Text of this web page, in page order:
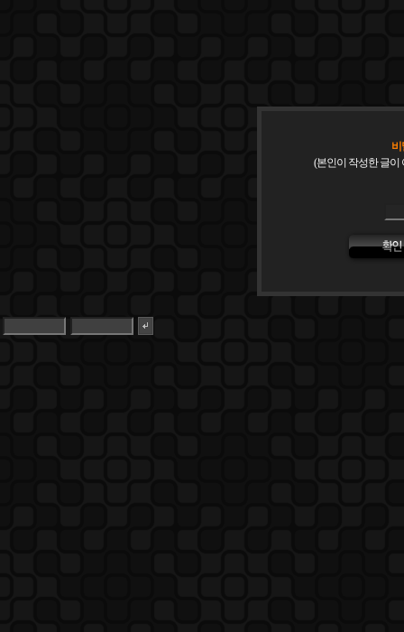
비
(본인이 작성한 글이